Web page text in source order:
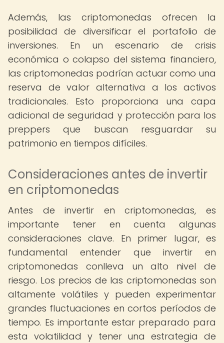
Además, las criptomonedas ofrecen la
posibilidad de diversificar el portafolio de
inversiones. En un escenario de crisis
económica o colapso del sistema financiero,
las criptomonedas podrían actuar como una
reserva de valor alternativa a los activos
tradicionales. Esto proporciona una capa
adicional de seguridad y protección para los
preppers que buscan resguardar su
patrimonio en tiempos difíciles.
Consideraciones antes de invertir
en criptomonedas
Antes de invertir en criptomonedas, es
importante tener en cuenta algunas
consideraciones clave. En primer lugar, es
fundamental entender que invertir en
criptomonedas conlleva un alto nivel de
riesgo. Los precios de las criptomonedas son
altamente volátiles y pueden experimentar
grandes fluctuaciones en cortos períodos de
tiempo. Es importante estar preparado para
esta volatilidad y tener una estrategia de